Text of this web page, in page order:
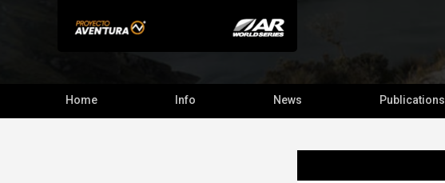
Home Info News Publications